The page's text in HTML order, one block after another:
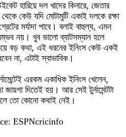
হারিয়ে দল খাদের কিনারে, জেতার
কেউ যদি মোটামুটি একাই দলকে রক্ষা
মর্যাদা পাবে। বলাই বাহুল্য, এমন
নয়। খুব ভালো ব্যাটসম্যান হলে
বড় কথা, এই ধরনের ইনিংস কেউ একই
না, এটাই স্বাভাবিক।
এরকম একাধিক ইনিংস খেলেন,
দিতেই হয়। আর সেই টুর্নামেন্টটা
তো কোনো কথাই নেই।
ESPNcricinfo